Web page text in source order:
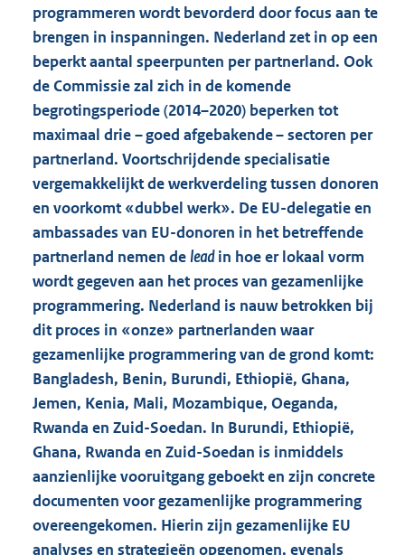
programmeren wordt bevorderd door focus aan te
brengen in inspanningen. Nederland zet in op een
beperkt aantal speerpunten per partnerland. Ook
de Commissie zal zich in de komende
begrotingsperiode (2014–2020) beperken tot
maximaal drie – goed afgebakende – sectoren per
partnerland. Voortschrijdende specialisatie
vergemakkelijkt de werkverdeling tussen donoren
en voorkomt «dubbel werk». De EU-delegatie en
ambassades van EU-donoren in het betreffende
partnerland nemen deleadin hoe er lokaal vorm
wordt gegeven aan het proces van gezamenlijke
programmering. Nederland is nauw betrokken bij
dit proces in «onze» partnerlanden waar
gezamenlijke programmering van de grond komt:
Bangladesh, Benin, Burundi, Ethiopië, Ghana,
Jemen, Kenia, Mali, Mozambique, Oeganda,
Rwanda en Zuid-Soedan. In Burundi, Ethiopië,
Ghana, Rwanda en Zuid-Soedan is inmiddels
aanzienlijke vooruitgang geboekt en zijn concrete
documenten voor gezamenlijke programmering
overeengekomen. Hierin zijn gezamenlijke EU
analyses en strategieën opgenomen, evenals